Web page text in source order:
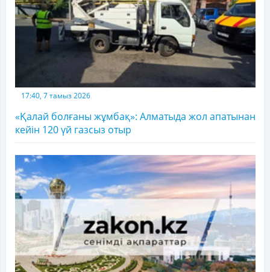
17:40, 7 тамыз 2026
«Қалай болғаны жұмбақ»: Алматыда жол апатынан
кейін 120 үй газсыз отыр